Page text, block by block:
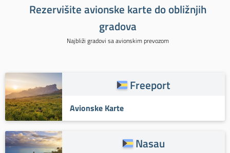
Rezervišite avionske karte do obližnjih
gradova
Najbliži gradovi sa avionskim prevozom
Freeport
Avionske Karte
Nasau